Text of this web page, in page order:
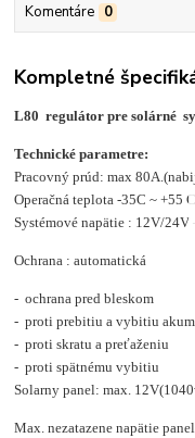
Komentáre 0
Kompletné
L80 regulátor pre solárné
Technické parametre:
Pracovný prúd: max
Operačná teplota -35C ~ +55 C
Systémové napätie : 12V/24V
Ochrana : automatická
- ochrana pred bleskom
- proti prebitiu a vybitiu
- proti skratu a preťaženiu
- proti spätnému vybitiu
Solarny panel: max.
Max. nezatazene napätie